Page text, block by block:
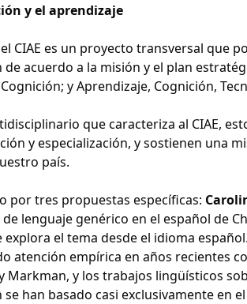
y el aprendizaje
CIAE es un proyecto transversal que
acuerdo a la misión y el plan
y Aprendizaje, Cognición,
que caracteriza al CIAE,
y especialización, y sostienen una
país.
por tres propuestas específicas:
lenguaje genérico en el español de
el tema desde el idioma
atención empírica en años recientes
Markman, y los trabajos lingüísticos
han basado casi exclusivamente en